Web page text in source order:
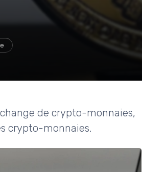
de crypto-monnaies,
crypto-monnaies.